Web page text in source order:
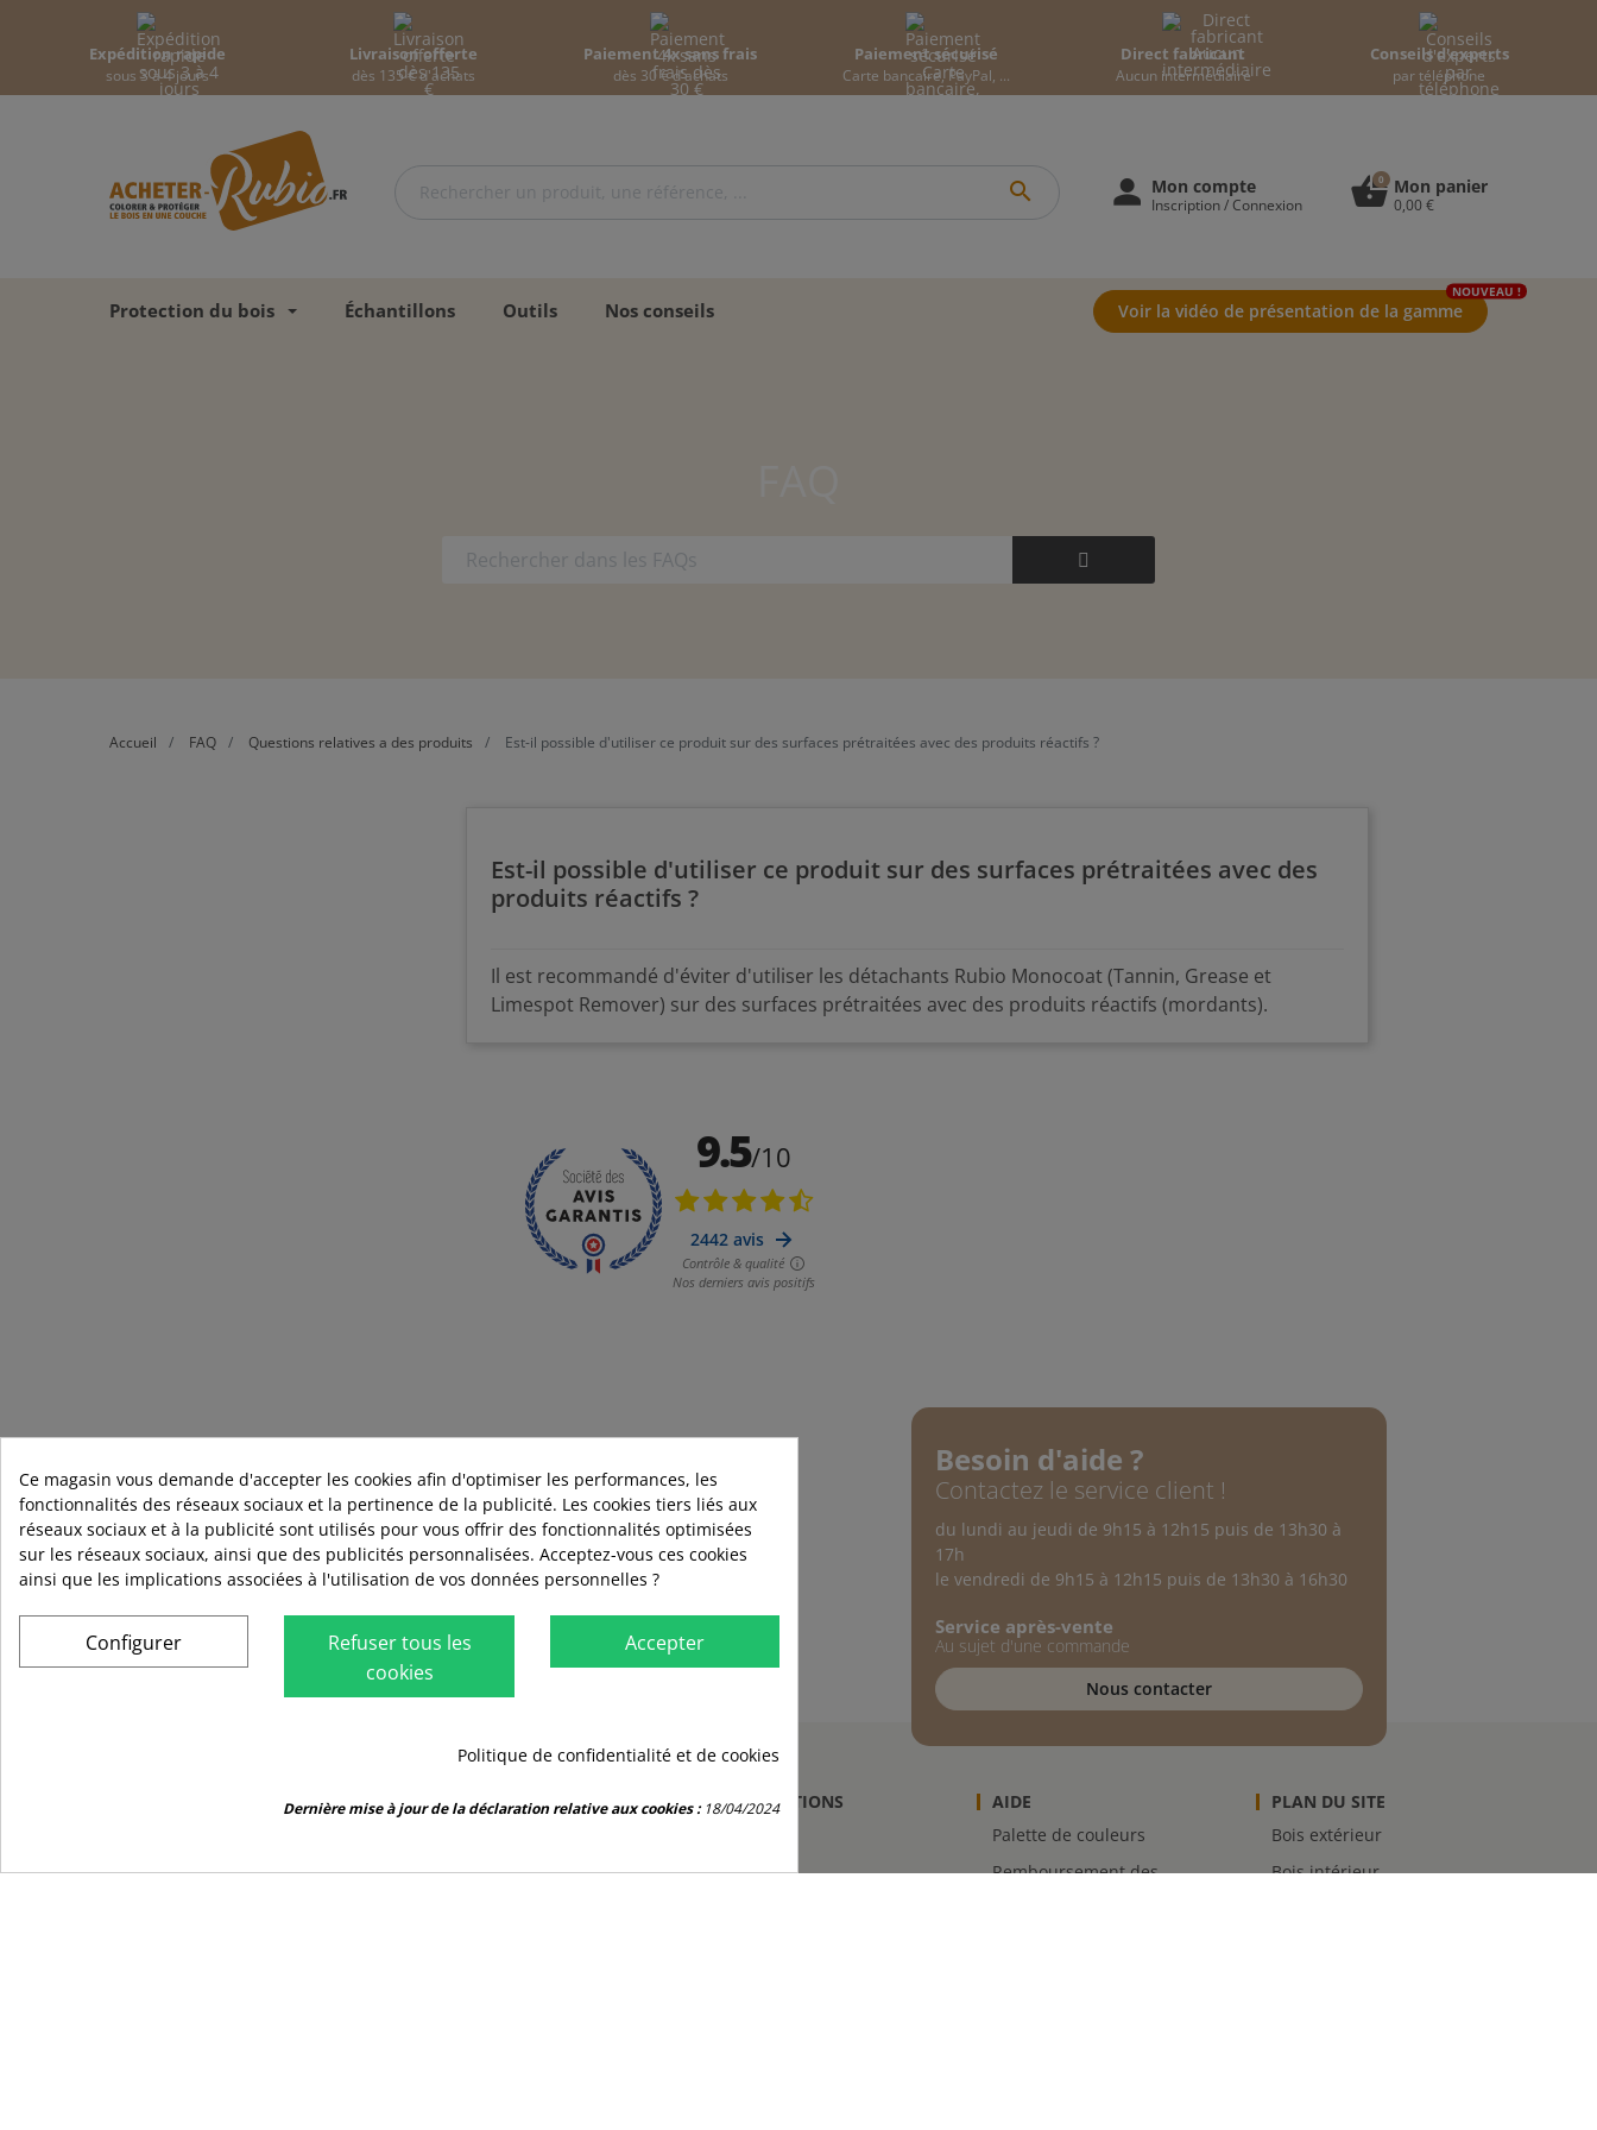
Expédition rapide
sous 3 à 4 jours
Livraison offerte
dès 135 € d'achats
Paiement 4x sans frais
dès 30 € d'achats
Paiement sécurisé
Carte bancaire, PayPal, ...
Direct fabricant
Aucun intermédiaire
Conseils d'experts
par téléphone
search person Mon compte
Inscription / Connexion shopping_basket
0 Mon panier
0,00 €
Protection du bois Échantillons Outils Nos conseils Voir la vidéo de présentation de la gamme
NOUVEAU !
Accueil FAQ Questions relatives a des produits Est-il possible d'utiliser ce produit sur des surfaces prétraitées avec des produits réactifs ?
Est-il possible d'utiliser ce produit sur des surfaces prétraitées avec des
produits réactifs ?
Il est recommandé d'éviter d'utiliser les détachants Rubio Monocoat (Tannin, Grease et
Limespot Remover) sur des surfaces prétraitées avec des produits réactifs (mordants).
Rejoignez l'univers du bois
par mail ou sur les réseaux sociaux
Facebook
YouTubePinterest LinkedIn
Besoin d'aide ?
Contactez le service client !
du lundi au jeudi de 9h15 à 12h15 puis de 13h30 à
17h
le vendredi de 9h15 à 12h15 puis de 13h30 à 16h30
Service après-vente
Au sujet d'une commande
Nous contacter
RUBIO
Contact
INFORMATIONS
Retours
AIDE
Palette de couleurs
Remboursement des
PLAN DU SITE
Bois extérieur
Bois intérieur
Ce magasin vous demande d'accepter les cookies afin d'optimiser les performances, les
fonctionnalités des réseaux sociaux et la pertinence de la publicité. Les cookies tiers liés aux
réseaux sociaux et à la publicité sont utilisés pour vous offrir des fonctionnalités optimisées
sur les réseaux sociaux, ainsi que des publicités personnalisées. Acceptez-vous ces cookies
ainsi que les implications associées à l'utilisation de vos données personnelles ?
Accepter
Refuser tous les
cookies
Configurer
Politique de confidentialité et de cookies
Dernière mise à jour de la déclaration relative aux cookies :18/04/2024